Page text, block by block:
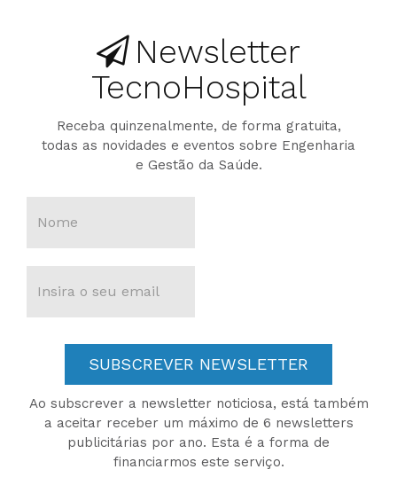
Newsletter
TecnoHospital
Receba quinzenalmente, de forma gratuita,
todas as novidades e eventos sobre Engenharia
e Gestão da Saúde.
SUBSCREVER NEWSLETTER
Ao subscrever a newsletter noticiosa, está também
a aceitar receber um máximo de 6 newsletters
publicitárias por ano. Esta é a forma de
financiarmos este serviço.